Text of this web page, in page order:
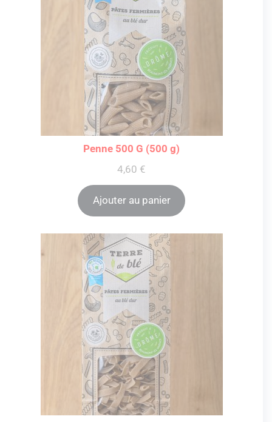
Penne 500 G (500 g)
4,60 €
Ajouter au panier